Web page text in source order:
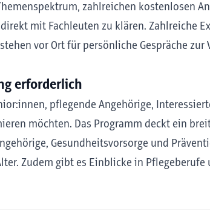
zahlreichen kostenlosen
mit Fachleuten zu klären. Zahlreiche
vor Ort für persönliche Gespräche zur
erforderlich
pflegende Angehörige,
möchten. Das Programm deckt ein
Gesundheitsvorsorge und
Zudem gibt es Einblicke in